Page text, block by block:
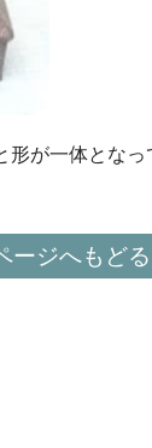
が一体とな
ージへもどる